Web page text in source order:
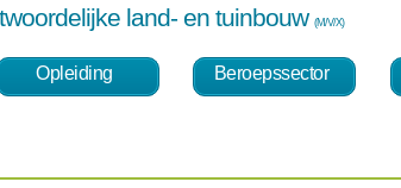
land- en tuinbouw (M/V/X)
Opleiding Beroepssector